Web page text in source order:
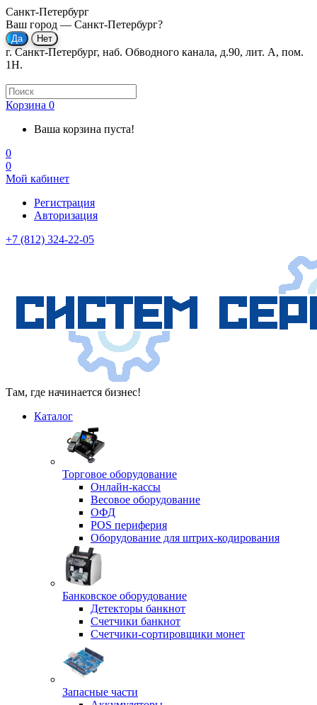
Санкт-Петербург
Ваш город — Санкт-Петербург?
г. Санкт-Петербург, наб. Обводного канала, д.90, лит. А, пом.
1Н.
Корзина 0
Ваша корзина пуста!
0
0
Мой кабинет
Регистрация
Авторизация
+7 (812) 324-22-05
Там, где начинается бизнес!
Каталог
Торговое оборудование
Онлайн-кассы
Весовое оборудование
ОФД
POS периферия
Оборудование для штрих-кодирования
Банковское оборудование
Детекторы банкнот
Счетчики банкнот
Счетчики-сортировщики монет
Запасные части